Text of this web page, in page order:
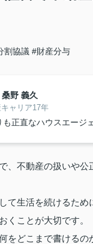
割協議 #財産分与
桑野 義久
ャリア17年
も正直なハウスエージ
、不動産の扱いや
て生活を続けるた
くことが大切です。
をどこまで書ける